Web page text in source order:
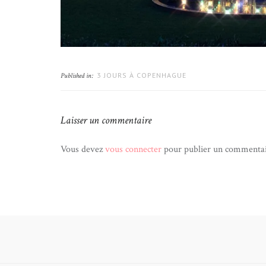
Published in: 3 JOURS À COPENHAGUE
Laisser un commentaire
Vous devezvous connecterpour publier un